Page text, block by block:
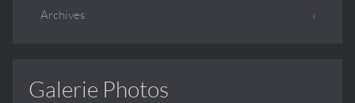
Archives
Galerie Photos